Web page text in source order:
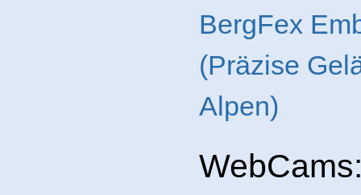
BergFex
(Präzise
Alpen)